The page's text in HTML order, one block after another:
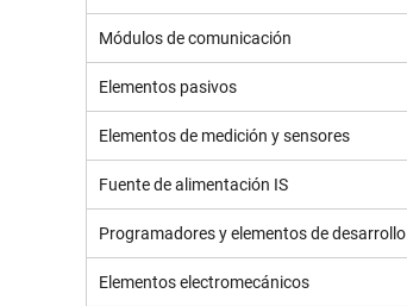
Módulos de comunicación
Elementos pasivos
Elementos de medición y sensores
Fuente de alimentación IS
Programadores y elementos de desarrollo
Elementos electromecánicos